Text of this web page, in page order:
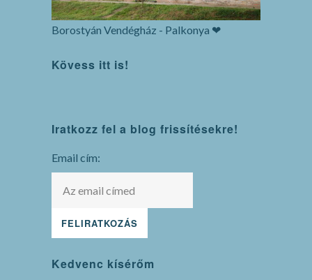
Borostyán Vendégház - Palkonya ❤
Kövess itt is!
Iratkozz fel a blog frissítésekre!
Email cím:
Kedvenc kísérőm